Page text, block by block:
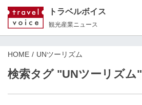
トラベルボイス
観光産業ニュース
HOME UNツーリズム
検索タグ "UNツーリズム"